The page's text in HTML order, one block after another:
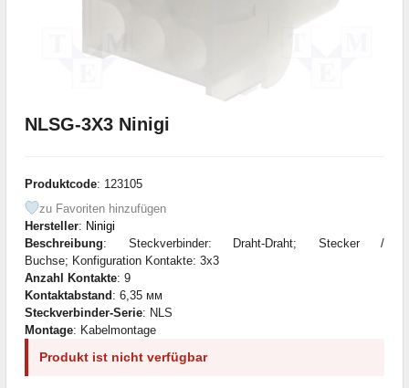
NLSG-3X3 Ninigi
Produktcode: 123105
zu Favoriten hinzufügen
Hersteller: Ninigi
Beschreibung: Steckverbinder: Draht-Draht; Stecker /
Buchse; Konfiguration Kontakte: 3x3
Anzahl Kontakte: 9
Kontaktabstand : 6,35 мм
Steckverbinder-Serie: NLS
Montage: Kabelmontage
Produkt ist nicht verfügbar